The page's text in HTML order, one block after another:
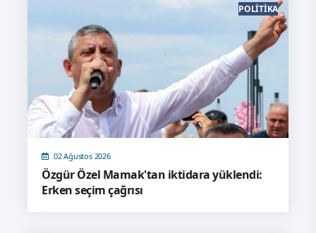
02 Ağustos 2026
Özgür Özel Mamak'tan iktidara yüklendi:
Erken seçim çağrısı
POLITIKA